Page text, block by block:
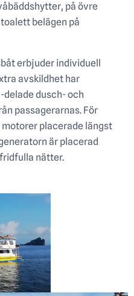
på övre
belägen på
erbjuder individuell
avskildhet har
delade dusch- och
passagerarnas. För
placerade längst
är placerad
nätter.